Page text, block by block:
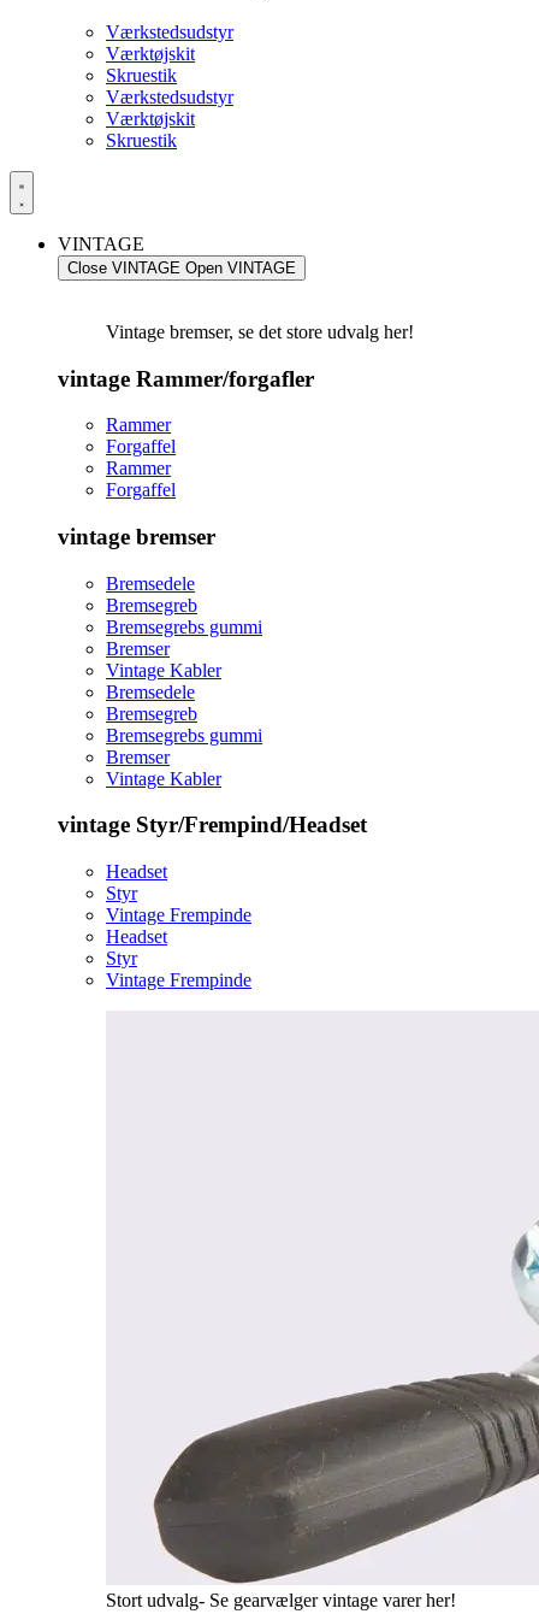
Værkstedsudstyr
Værktøjskit
Skruestik
Værkstedsudstyr
Værktøjskit
Skruestik
VINTAGE
Close VINTAGE Open VINTAGE
Vintage bremser, se det store udvalg her!
vintage Rammer/forgafler
Rammer
Forgaffel
Rammer
Forgaffel
vintage bremser
Bremsedele
Bremsegreb
Bremsegrebs gummi
Bremser
Vintage Kabler
Bremsedele
Bremsegreb
Bremsegrebs gummi
Bremser
Vintage Kabler
vintage Styr/Frempind/Headset
Headset
Styr
Vintage Frempinde
Headset
Styr
Vintage Frempinde
Stort udvalg- Se gearvælger vintage varer her!